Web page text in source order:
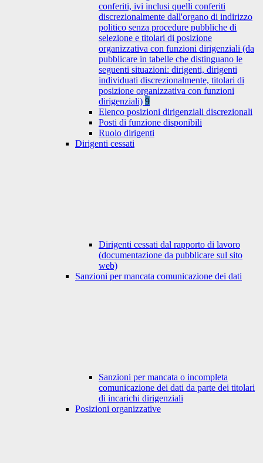
conferiti, ivi inclusi quelli conferiti
discrezionalmente dall'organo di indirizzo
politico senza procedure pubbliche di
selezione e titolari di posizione
organizzativa con funzioni dirigenziali (da
pubblicare in tabelle che distinguano le
seguenti situazioni: dirigenti, dirigenti
individuati discrezionalmente, titolari di
posizione organizzativa con funzioni
dirigenziali) 9
Elenco posizioni dirigenziali discrezionali
Posti di funzione disponibili
Ruolo dirigenti
Dirigenti cessati
Dirigenti cessati dal rapporto di lavoro
(documentazione da pubblicare sul sito
web)
Sanzioni per mancata comunicazione dei dati
Sanzioni per mancata o incompleta
comunicazione dei dati da parte dei titolari
di incarichi dirigenziali
Posizioni organizzative